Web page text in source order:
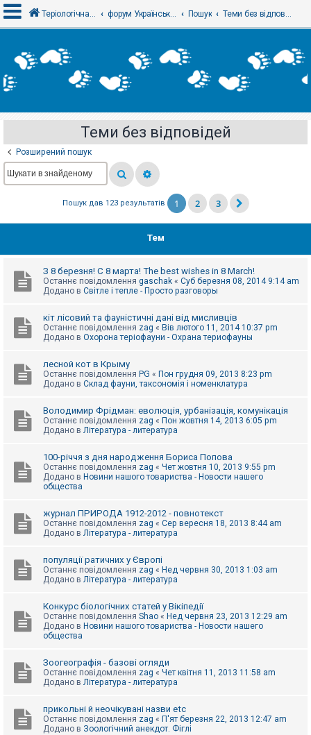
х
і
е
с
т
р
я
е
и
з
е
и
е
ш
к
м
г
Теріологічна школа форум Українського теріологічного товариства Пошук Теми без відповідей
Теми без відповідей
Розширений пошук
Пошук дав 123 результатів 1 2 3
Тем
З 8 березня! С 8 марта! The best wishes in 8 March!
Останнє повідомлення gaschak « Суб березня 08, 2014 9:14 am
Додано в Світле і тепле - Просто разговоры
кіт лісовий та фауністичні дані від мисливців
Останнє повідомлення zag « Вів лютого 11, 2014 10:37 pm
Додано в Охорона теріофауни - Охрана териофауны
лесной кот в Крыму
Останнє повідомлення PG « Пон грудня 09, 2013 8:23 pm
Додано в Склад фауни, таксономія і номенклатура
Володимир Фрідман: еволюція, урбанізація, комунікація
Останнє повідомлення zag « Пон жовтня 14, 2013 6:05 pm
Додано в Література - литература
100-річчя з дня народження Бориса Попова
Останнє повідомлення zag « Чет жовтня 10, 2013 9:55 pm
Додано в Новини нашого товариства - Новости нашего
общества
журнал ПРИРОДА 1912-2012 - повнотекст
Останнє повідомлення zag « Сер вересня 18, 2013 8:44 am
Додано в Література - литература
популяції ратичних у Європі
Останнє повідомлення zag « Нед червня 30, 2013 1:03 am
Додано в Література - литература
Конкурс біологічних статей у Вікіпедії
Останнє повідомлення Shao « Нед червня 23, 2013 12:29 am
Додано в Новини нашого товариства - Новости нашего
общества
Зоогеографія - базові огляди
Останнє повідомлення zag « Чет квітня 11, 2013 11:58 am
Додано в Література - литература
прикольні й неочікувані назви etc
Останнє повідомлення zag « П'ят березня 22, 2013 12:47 am
Додано в Зоологічний анекдот. Фіглі